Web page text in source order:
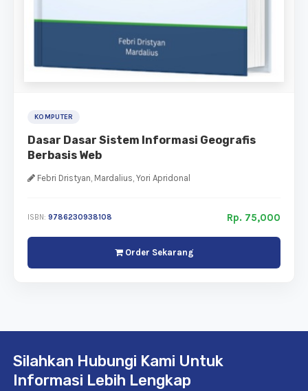
KOMPUTER
Dasar Dasar Sistem Informasi Geografis
Berbasis Web
Febri Dristyan, Mardalius, Yori Apridonal
ISBN: 9786230938108 Rp. 75,000
Order Sekarang
Silahkan Hubungi Kami Untuk
Informasi Lebih Lengkap